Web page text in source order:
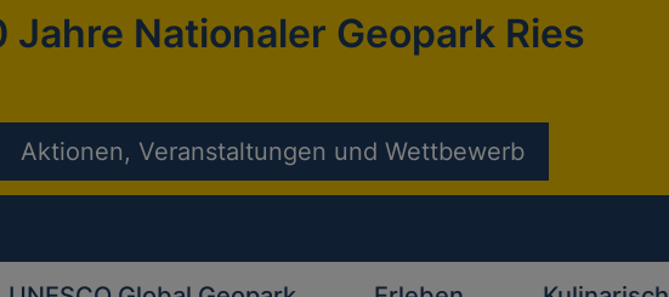
Jahre Nationaler Geopark Ries
Aktionen, Veranstaltungen und Wettbewerb